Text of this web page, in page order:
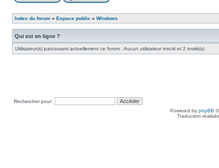
Index du forum » Espace public » Windows
Qui est en ligne ?
Utilisateur(s) parcourant actuellement ce forum : Aucun utilisateur inscrit et 2 invité(s)
Rechercher pour:
Powered by phpBB
Traduction